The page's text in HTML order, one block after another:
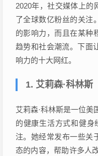
2020年，社交媒体上的
了全球数亿粉丝的关注
的影响力，而且在某种
趋势和社会潮流。下面
响力的十大网红。
1. 艾莉森·科林
艾莉森·科林斯是一位美
的健康生活方式和健身
注。她经常发布一些关
态的内容，帮助许多人